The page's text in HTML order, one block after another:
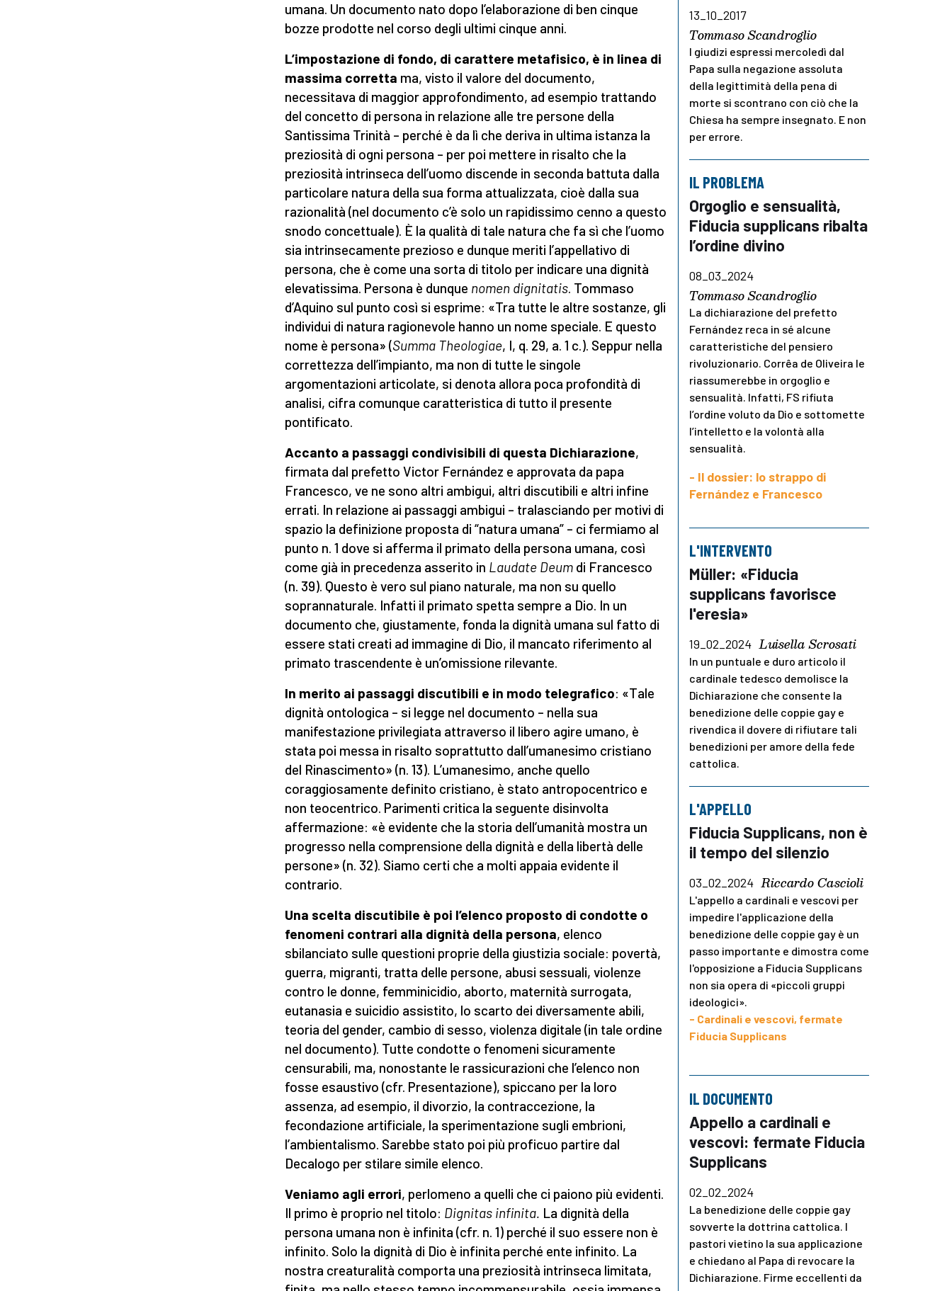
umana. Un documento nato dopo l’elaborazione di ben cinque
bozze prodotte nel corso degli ultimi cinque anni.
L’impostazione di fondo, di carattere metafisico, è in linea di
massima corretta ma, visto il valore del documento,
necessitava di maggior approfondimento, ad esempio trattando
del concetto di persona in relazione alle tre persone della
Santissima Trinità – perché è da lì che deriva in ultima istanza la
preziosità di ogni persona – per poi mettere in risalto che la
preziosità intrinseca dell’uomo discende in seconda battuta dalla
particolare natura della sua forma attualizzata, cioè dalla sua
razionalità (nel documento c’è solo un rapidissimo cenno a questo
snodo concettuale). È la qualità di tale natura che fa sì che l’uomo
sia intrinsecamente prezioso e dunque meriti l’appellativo di
persona, che è come una sorta di titolo per indicare una dignità
elevatissima. Persona è dunque nomen dignitatis. Tommaso
d’Aquino sul punto così si esprime: «Tra tutte le altre sostanze, gli
individui di natura ragionevole hanno un nome speciale. E questo
nome è persona» (Summa Theologiae, I, q. 29, a. 1 c.). Seppur nella
correttezza dell’impianto, ma non di tutte le singole
argomentazioni articolate, si denota allora poca profondità di
analisi, cifra comunque caratteristica di tutto il presente
pontificato.
Accanto a passaggi condivisibili di questa Dichiarazione,
firmata dal prefetto Victor Fernández e approvata da papa
Francesco, ve ne sono altri ambigui, altri discutibili e altri infine
errati. In relazione ai passaggi ambigui – tralasciando per motivi di
spazio la definizione proposta di “natura umana” – ci fermiamo al
punto n. 1 dove si afferma il primato della persona umana, così
come già in precedenza asserito in Laudate Deum di Francesco
(n. 39). Questo è vero sul piano naturale, ma non su quello
soprannaturale. Infatti il primato spetta sempre a Dio. In un
documento che, giustamente, fonda la dignità umana sul fatto di
essere stati creati ad immagine di Dio, il mancato riferimento al
primato trascendente è un’omissione rilevante.
In merito ai passaggi discutibili e in modo telegrafico: «Tale
dignità ontologica – si legge nel documento – nella sua
manifestazione privilegiata attraverso il libero agire umano, è
stata poi messa in risalto soprattutto dall’umanesimo cristiano
del Rinascimento» (n. 13). L’umanesimo, anche quello
coraggiosamente definito cristiano, è stato antropocentrico e
non teocentrico. Parimenti critica la seguente disinvolta
affermazione: «è evidente che la storia dell’umanità mostra un
progresso nella comprensione della dignità e della libertà delle
persone» (n. 32). Siamo certi che a molti appaia evidente il
contrario.
Una scelta discutibile è poi l’elenco proposto di condotte o
fenomeni contrari alla dignità della persona, elenco
sbilanciato sulle questioni proprie della giustizia sociale: povertà,
guerra, migranti, tratta delle persone, abusi sessuali, violenze
contro le donne, femminicidio, aborto, maternità surrogata,
eutanasia e suicidio assistito, lo scarto dei diversamente abili,
teoria del gender, cambio di sesso, violenza digitale (in tale ordine
nel documento). Tutte condotte o fenomeni sicuramente
censurabili, ma, nonostante le rassicurazioni che l’elenco non
fosse esaustivo (cfr. Presentazione), spiccano per la loro
assenza, ad esempio, il divorzio, la contraccezione, la
fecondazione artificiale, la sperimentazione sugli embrioni,
l’ambientalismo. Sarebbe stato poi più proficuo partire dal
Decalogo per stilare simile elenco.
Veniamo agli errori, perlomeno a quelli che ci paiono più evidenti.
Il primo è proprio nel titolo: Dignitas infinita. La dignità della
persona umana non è infinita (cfr. n. 1) perché il suo essere non è
infinito. Solo la dignità di Dio è infinita perché ente infinito. La
nostra creaturalità comporta una preziosità intrinseca limitata,
13_10_2017
Tommaso Scandroglio
I giudizi espressi mercoledì dal
Papa sulla negazione assoluta
della legittimità della pena di
morte si scontrano con ciò che la
Chiesa ha sempre insegnato. E non
per errore.
IL PROBLEMA
Orgoglio e sensualità,
Fiducia supplicans ribalta
l’ordine divino
08_03_2024
Tommaso Scandroglio
La dichiarazione del prefetto
Fernández reca in sé alcune
caratteristiche del pensiero
rivoluzionario. Corrêa de Oliveira le
riassumerebbe in orgoglio e
sensualità. Infatti, FS rifiuta
l’ordine voluto da Dio e sottomette
l’intelletto e la volontà alla
sensualità.
- Il dossier: lo strappo di
Fernández e Francesco
L'INTERVENTO
Müller: «Fiducia
supplicans favorisce
l'eresia»
19_02_2024 Luisella Scrosati
In un puntuale e duro articolo il
cardinale tedesco demolisce la
Dichiarazione che consente la
benedizione delle coppie gay e
rivendica il dovere di rifiutare tali
benedizioni per amore della fede
cattolica.
L'APPELLO
Fiducia Supplicans, non è
il tempo del silenzio
03_02_2024 Riccardo Cascioli
L'appello a cardinali e vescovi per
impedire l'applicazione della
benedizione delle coppie gay è un
passo importante e dimostra come
l'opposizione a Fiducia Supplicans
non sia opera di «piccoli gruppi
ideologici».
- Cardinali e vescovi, fermate
Fiducia Supplicans
IL DOCUMENTO
Appello a cardinali e
vescovi: fermate Fiducia
Supplicans
02_02_2024
La benedizione delle coppie gay
sovverte la dottrina cattolica. I
pastori vietino la sua applicazione
e chiedano al Papa di revocare la
Dichiarazione. Firme eccellenti da